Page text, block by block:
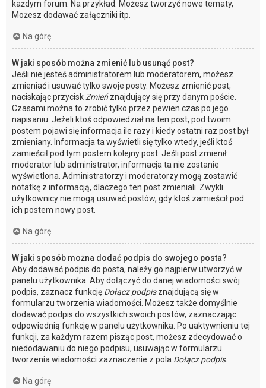
każdym forum. Na przykład: Możesz tworzyć nowe tematy,
Możesz dodawać załączniki itp.
Na górę
W jaki sposób można zmienić lub usunąć post?
Jeśli nie jesteś administratorem lub moderatorem, możesz
zmieniać i usuwać tylko swoje posty. Możesz zmienić post,
naciskając przyciskZmieńznajdujący się przy danym poście.
Czasami można to zrobić tylko przez pewien czas po jego
napisaniu. Jeżeli ktoś odpowiedział na ten post, pod twoim
postem pojawi się informacja ile razy i kiedy ostatni raz post był
zmieniany. Informacja ta wyświetli się tylko wtedy, jeśli ktoś
zamieścił pod tym postem kolejny post. Jeśli post zmienił
moderator lub administrator, informacja ta nie zostanie
wyświetlona. Administratorzy i moderatorzy mogą zostawić
notatkę z informacją, dlaczego ten post zmieniali. Zwykli
użytkownicy nie mogą usuwać postów, gdy ktoś zamieścił pod
ich postem nowy post.
Na górę
W jaki sposób można dodać podpis do swojego posta?
Aby dodawać podpis do posta, należy go najpierw utworzyć w
panelu użytkownika. Aby dołączyć do danej wiadomości swój
podpis, zaznacz funkcję Dołącz podpisznajdującą się w
formularzu tworzenia wiadomości. Możesz także domyślnie
dodawać podpis do wszystkich swoich postów, zaznaczając
odpowiednią funkcję w panelu użytkownika. Po uaktywnieniu tej
funkcji, za każdym razem pisząc post, możesz zdecydować o
niedodawaniu do niego podpisu, usuwając w formularzu
tworzenia wiadomości zaznaczenie z pola Dołącz podpis.
Na górę